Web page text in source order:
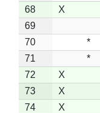
68
X
69
70
*
71
*
72
X
73
X
74
X